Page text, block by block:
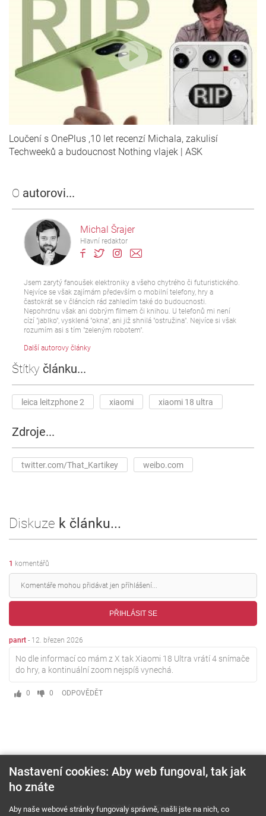
O autorovi...
Michal Šrajer
Hlavní redaktor
Jsem zarytý fanoušek elektroniky a všeho chytrého či futuristického.
Nejvíce se však zajímám především o mobilní telefony, hry a
častokrát se v článcích rád zahledím také do budoucnosti.
Nepohrdnu však ani dobrým filmem či knihou. U telefonů mi není
cízí "jablko", vysklená "okna", ani již shnilá "ostružina". Nejvíce si však
rozumím asi s tím "zeleným robotem".
Další autorovy články
Štítky článku...
leica leitzphone 2 xiaomi xiaomi 18 ultra
Zdroje...
twitter.com/That_Kartikey weibo.com
Loučení s OnePlus ,10 let recenzí Michala, zakulisí
Techweeků a budoucnost Nothing vlajek | ASK
Diskuze k článku...
1 komentářů
PŘIHLÁSIT SE
panrt - 12. březen 2026
No dle informací co mám z X tak Xiaomi 18 Ultra vrátí 4 snímače
do hry, a kontinuální zoom nejspíš vynechá.
0 0 ODPOVĚDĚT
O nás RSS feed Reklama
Nastavení cookies: Aby web fungoval, tak jak
ho znáte
Aby naše webové stránky fungovaly správně, našli jste na nich, co